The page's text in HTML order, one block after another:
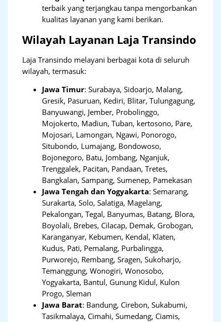
terbaik yang terjangkau tanpa mengorbankan
kualitas layanan yang kami berikan.
Wilayah Layanan Laja Transindo
Laja Transindo melayani berbagai kota di seluruh
wilayah, termasuk:
Jawa Timur:Surabaya, Sidoarjo, Malang,
Gresik, Pasuruan, Kediri, Blitar, Tulungagung,
Banyuwangi, Jember, Probolinggo,
Mojokerto, Madiun, Tuban, kertosono, Pare,
Mojosari, Lamongan, Ngawi, Ponorogo,
Situbondo, Lumajang, Bondowoso,
Bojonegoro, Batu, Jombang, Nganjuk,
Trenggalek, Pacitan, Pandaan, Tretes,
Bangkalan, Sampang, Sumenep, Pamekasan
Jawa Tengah dan Yogyakarta:Semarang,
Surakarta, Solo, Salatiga, Magelang,
Pekalongan, Tegal, Banyumas, Batang, Blora,
Boyolali, Brebes, Cilacap, Demak, Grobogan,
Karanganyar, Kebumen, Kendal, Klaten,
Kudus, Pati, Pemalang, Purbalingga,
Purworejo, Rembang, Sragen, Sukoharjo,
Temanggung, Wonogiri, Wonosobo,
Yogyakarta, Bantul, Gunung Kidul, Kulon
Progo, Sleman
Jawa Barat: Bandung, Cirebon, Sukabumi,
Tasikmalaya, Cimahi, Sumedang, Ciamis,